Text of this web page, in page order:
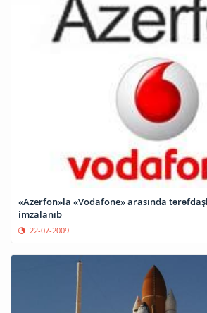
«Azerfon»la «Vodafone» arasında
imzalanıb
22-07-2009